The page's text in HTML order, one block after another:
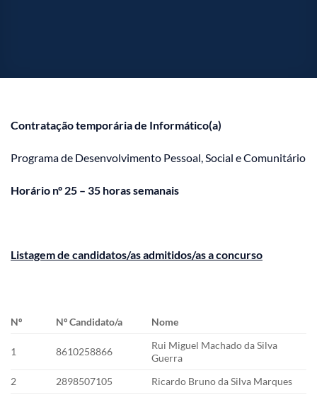
Contratação temporária de Informático(a)
Programa de Desenvolvimento Pessoal, Social e Comunitário
Horário nº 25 – 35 horas semanais
Listagem de candidatos/as admitidos/as a concurso
Nº Nº Candidato/a Nome
1 8610258866
Rui Miguel Machado da Silva
Guerra
2
2898507105 Ricardo Bruno da Silva Marques